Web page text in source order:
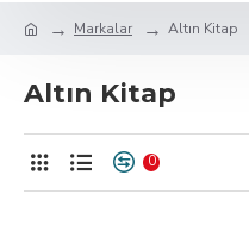
Markalar Altın Kitap
Altın Kitap
0